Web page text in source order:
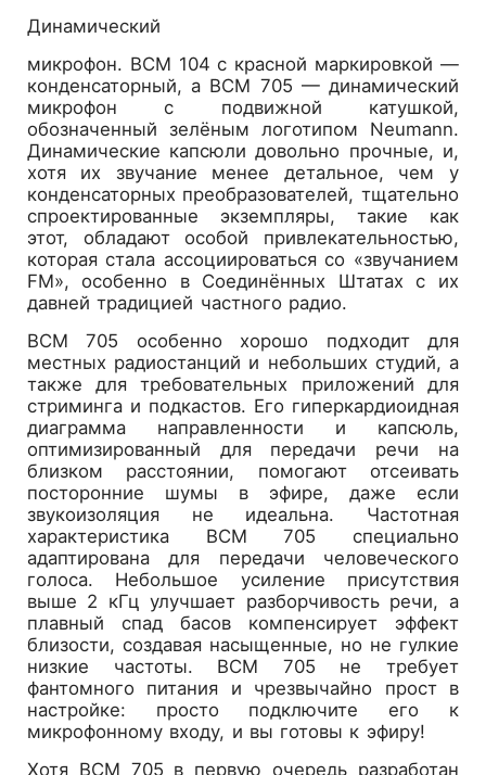
Динамический
микрофон. BCM 104 с красной маркировкой —
конденсаторный, а BCM 705 — динамический
микрофон с подвижной катушкой,
обозначенный зелёным логотипом Neumann.
Динамические капсюли довольно прочные, и,
хотя их звучание менее детальное, чем у
конденсаторных преобразователей, тщательно
спроектированные экземпляры, такие как
этот, обладают особой привлекательностью,
которая стала ассоциироваться со «звучанием
FM», особенно в Соединённых Штатах с их
давней традицией частного радио.
BCM 705 особенно хорошо подходит для
местных радиостанций и небольших студий, а
также для требовательных приложений для
стриминга и подкастов. Его гиперкардиоидная
диаграмма направленности и капсюль,
оптимизированный для передачи речи на
близком расстоянии, помогают отсеивать
посторонние шумы в эфире, даже если
звукоизоляция не идеальна. Частотная
характеристика BCM 705 специально
адаптирована для передачи человеческого
голоса. Небольшое усиление присутствия
выше 2 кГц улучшает разборчивость речи, а
плавный спад басов компенсирует эффект
близости, создавая насыщенные, но не гулкие
низкие частоты. BCM 705 не требует
фантомного питания и чрезвычайно прост в
настройке: просто подключите его к
микрофонному входу, и вы готовы к эфиру!
Хотя BCM 705 в первую очередь разработан